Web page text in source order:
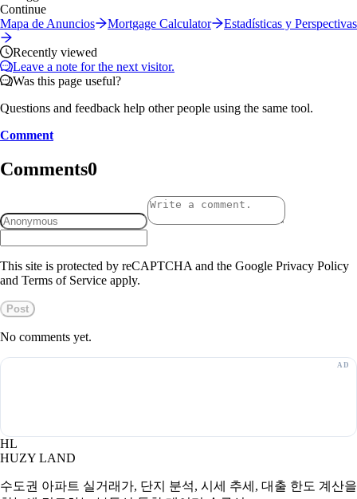
Continue
Mapa de Anuncios
Mortgage Calculator Estadísticas y Perspectivas
Recently viewed
Leave a note for the next visitor.
Was this page useful?
Questions and feedback help other people using the same tool.
Comment
Comments0
This site is protected by reCAPTCHA and the Google Privacy Policy
and Terms of Service apply.
Post
No comments yet.
HL
HUZY LAND
수도권 아파트 실거래가, 단지 분석, 시세 추세, 대출 한도 계산을